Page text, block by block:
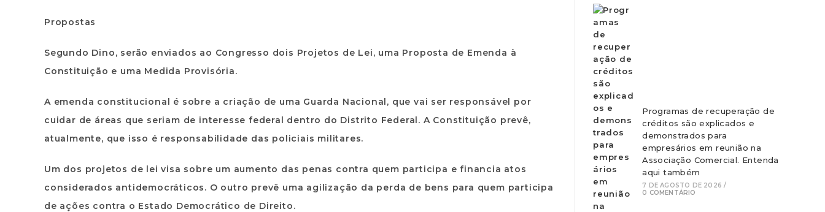
Propostas
Segundo Dino, serão enviados ao Congresso dois Projetos de Lei, uma Proposta de Emenda à
Constituição e uma Medida Provisória.
A emenda constitucional é sobre a criação de uma Guarda Nacional, que vai ser responsável por
cuidar de áreas que seriam de interesse federal dentro do Distrito Federal. A Constituição prevê,
atualmente, que isso é responsabilidade das policiais militares.
Um dos projetos de lei visa sobre um aumento das penas contra quem participa e financia atos
considerados antidemocráticos. O outro prevê uma agilização da perda de bens para quem participa
de ações contra o Estado Democrático de Direito.
Programas de recuperação de
créditos são explicados e
demonstrados para
empresários em reunião na
Associação Comercial. Entenda
aqui também
7 DE AGOSTO DE 2026 /
0 COMENTÁRIO